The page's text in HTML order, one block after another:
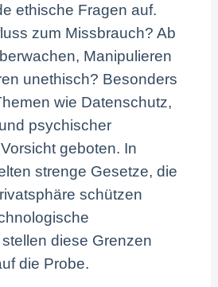
ethische Fragen auf.
zum Missbrauch? Ab
Manipulieren
unethisch? Besonders
wie Datenschutz,
psychischer
geboten. In
strenge Gesetze, die
schützen
diese Grenzen
die Probe.